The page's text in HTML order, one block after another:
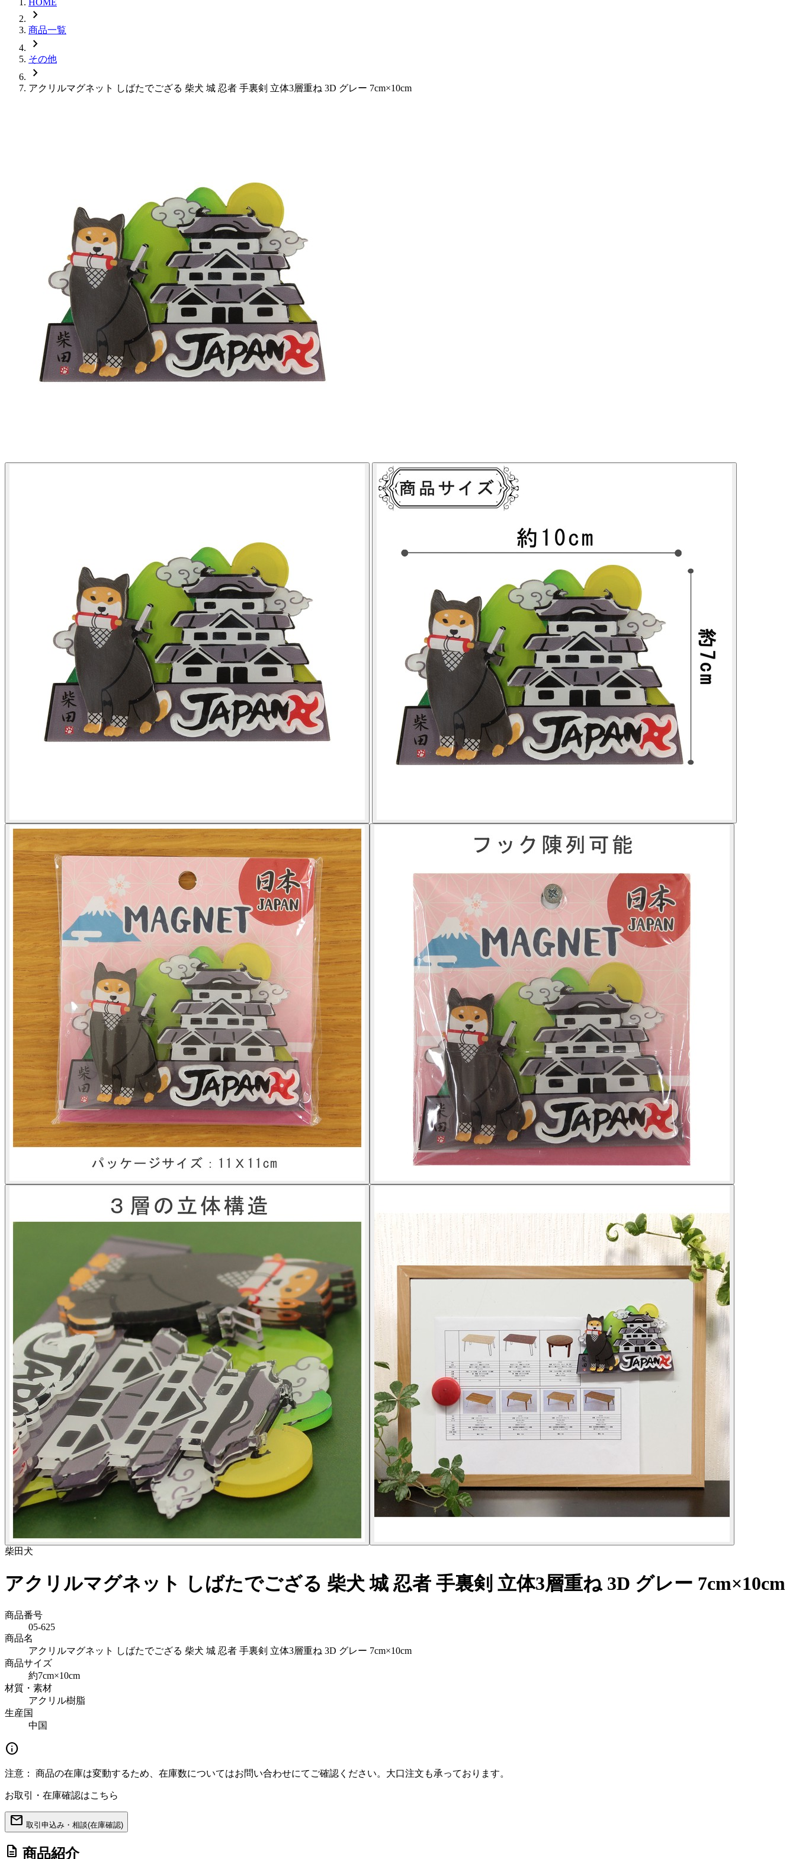
HOME
chevron_right
商品一覧
chevron_right
その他
chevron_right
アクリルマグネット しばたでござる 柴犬 城 忍者 手裏剣 立体3層重ね 3D グレー 7cm×10cm
柴田 犬
アクリルマグネット しばたでござる 柴犬 城 忍者 手裏剣 立体3層重ね 3D グレー 7cm×10cm
商品番号
05-625
商品名
アクリルマグネット しばたでござる 柴犬 城 忍者 手裏剣 立体3層重ね 3D グレー 7cm×10cm
商品サイズ
約7cm×10cm
材質・素材
アクリル樹脂
生産国
中国
info
注意： 商品の在庫は変動するため、在庫数についてはお問い合わせにてご確認ください。大口注文も承っております。
お取引・在庫確認はこちら
mail 取引申込み・相談(在庫確認)
description 商品紹介